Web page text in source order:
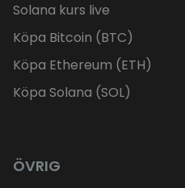
Solana kurs live
Köpa Bitcoin (BTC)
Köpa Ethereum (ETH)
Köpa Solana (SOL)
ÖVRIG